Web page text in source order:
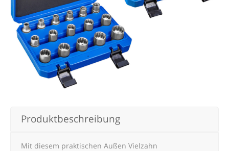
Produktbeschreibung
Mit diesem praktischen Außen Vielzahn